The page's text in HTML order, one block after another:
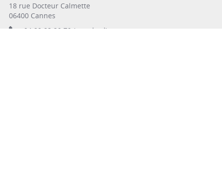
18 rue Docteur Calmette
06400 Cannes
04 89 82 20 70 (standard)